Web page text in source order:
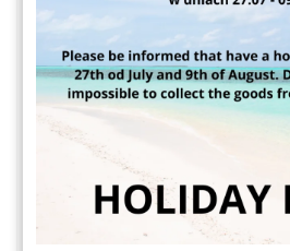
Stella S2900 5-9ml